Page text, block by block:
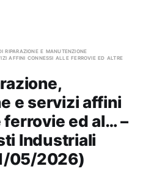
riparazione e manutenzione
affini connessi alle ferrovie ed altre
e servizi affini
ed al… –
Industriali
05/2026)